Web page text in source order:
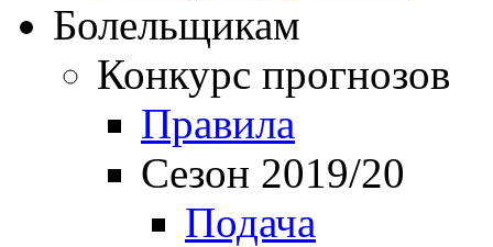
Болельщикам
Конкурс прогнозов
Правила
Сезон 2019/20
Подача